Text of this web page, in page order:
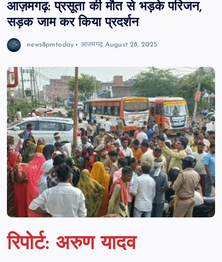
आज़मगढ़: प्रसूता की मौत से भड़के परिजन,
सड़क जाम कर किया प्रदर्शन
news8pmtoday आजमगढ़ August 28, 2025
रिपोर्ट: अरुण यादव